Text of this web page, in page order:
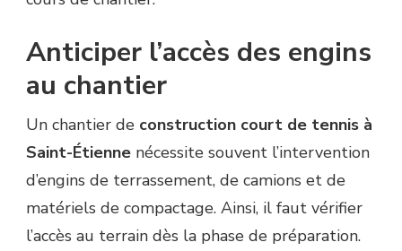
Anticiper l’accès des engins
au chantier
Un chantier de construction court de tennis à
Saint-Étienne nécessite souvent l’intervention
d’engins de terrassement, de camions et de
matériels de compactage. Ainsi, il faut vérifier
l’accès au terrain dès la phase de préparation.